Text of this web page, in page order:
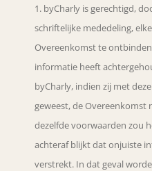
byCharly is gerechtigd,
schriftelijke mededeling,
Overeenkomst te
informatie heeft
byCharly, indien zij met
geweest, de Overeenkomst
dezelfde voorwaarden zou
achteraf blijkt dat onjuiste
verstrekt. In dat geval